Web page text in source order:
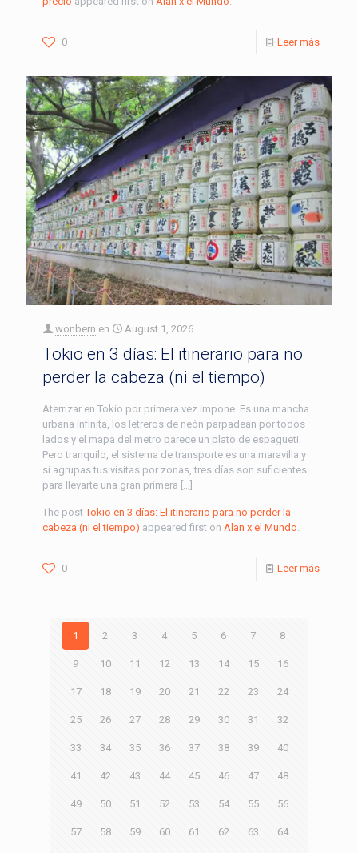
0 Leer más
wonbern en August 1, 2026
Tokio en 3 días: El itinerario para no
perder la cabeza (ni el tiempo)
Aterrizar en Tokio por primera vez impone. Es una mancha
urbana infinita, los letreros de neón parpadean por todos
lados y el mapa del metro parece un plato de espagueti.
Pero tranquilo, el sistema de transporte es una maravilla y
si agrupas tus visitas por zonas, tres días son suficientes
para llevarte una gran primera […]
The postTokio en 3 días: El itinerario para no perder la
cabeza (ni el tiempo) appeared first on Alan x el Mundo.
0 Leer más
1 2 3 4 5 6 7 8
9 10 11 12 13 14 15 16
17 18 19 20 21 22 23 24
25 26 27 28 29 30 31 32
33 34 35 36 37 38 39 40
41 42 43 44 45 46 47 48
49 50 51 52 53 54 55 56
57 58 59 60 61 62 63 64